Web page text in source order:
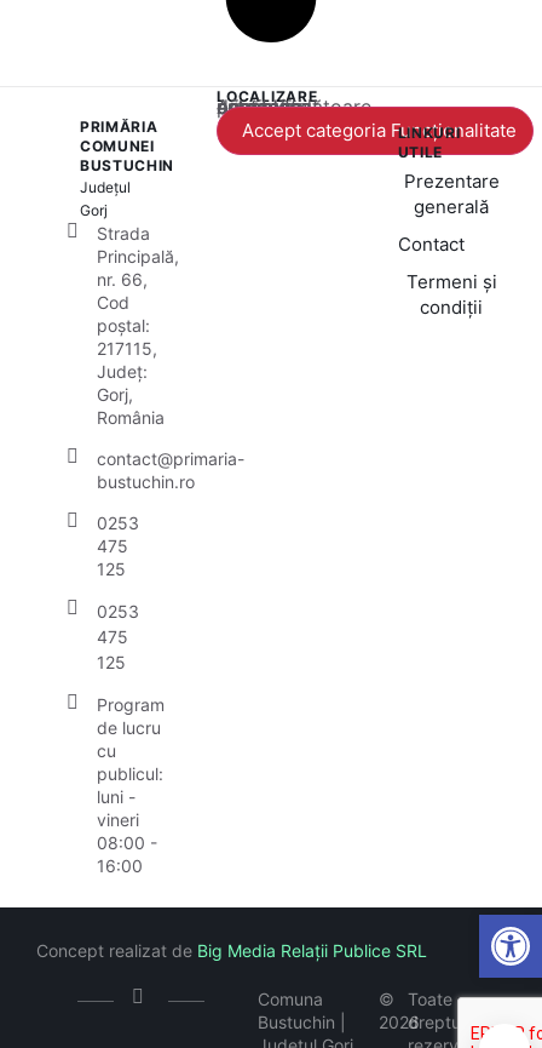
PRIMĂRIA
COMUNEI
BUSTUCHIN
Județul
Gorj
Strada
Principală,
nr. 66,
Cod
poștal:
217115,
Județ:
Gorj,
România
contact@primaria-
bustuchin.ro
0253
475
125
0253
475
125
Program
de lucru
cu
publicul:
luni -
vineri
08:00 -
16:00
LOCALIZARE
Acest conținut este blocat până când acceptați categoria corespunzătoare de cookie-uri.
Accept categoria Funcționalitate
LINKURI
UTILE
Prezentare
generală
Contact
Termeni și
condiții
Comuna
Bustuchin |
©
2026
Toate
drepturile
Concept realizat de Big Media Relații Publice SRL